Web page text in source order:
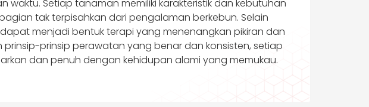
Setiap tanaman memiliki karakteristik dan kebutuhan
tak terpisahkan dari pengalaman berkebun. Selain
menjadi bentuk terapi yang menenangkan pikiran dan
prinsip perawatan yang benar dan konsisten, setiap
dan penuh dengan kehidupan alami yang memukau.